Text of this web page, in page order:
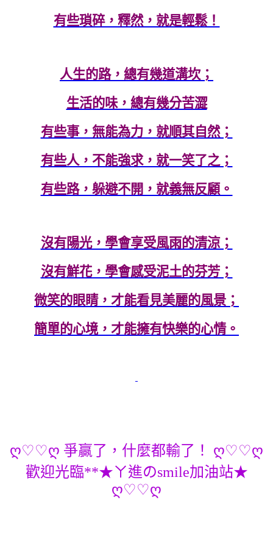
有些瑣碎，釋然，就是輕鬆！
人生的路，總有幾道溝坎；
生活的味，總有幾分苦澀
有些事，無能為力，就順其自然；
有些人，不能強求，就一笑了之；
有些路，躲避不開，就義無反顧。
沒有陽光，學會享受風雨的清涼；
沒有鮮花，學會感受泥土的芬芳；
微笑的眼睛，才能看見美麗的風景；
簡單的心境，才能擁有快樂的心情。
ღ♡♡ღ 爭贏了，什麼都輸了！ ღ♡♡ღ
歡迎光臨**★ㄚ進のsmile加油站★
ღ♡♡ღ